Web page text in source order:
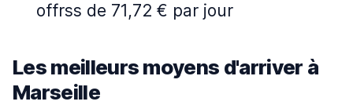
offrss de 71,72 € par jour
Les meilleurs moyens d'arriver à
Marseille